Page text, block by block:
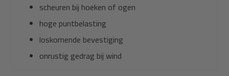
scheuren bij hoeken of ogen
hoge puntbelasting
loskomende bevestiging
onrustig gedrag bij wind